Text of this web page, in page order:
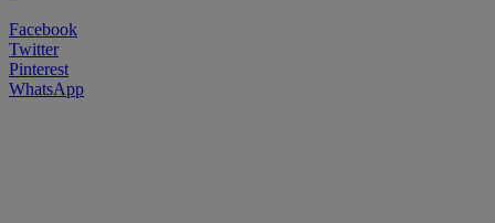
Facebook
Twitter
Pinterest
WhatsApp